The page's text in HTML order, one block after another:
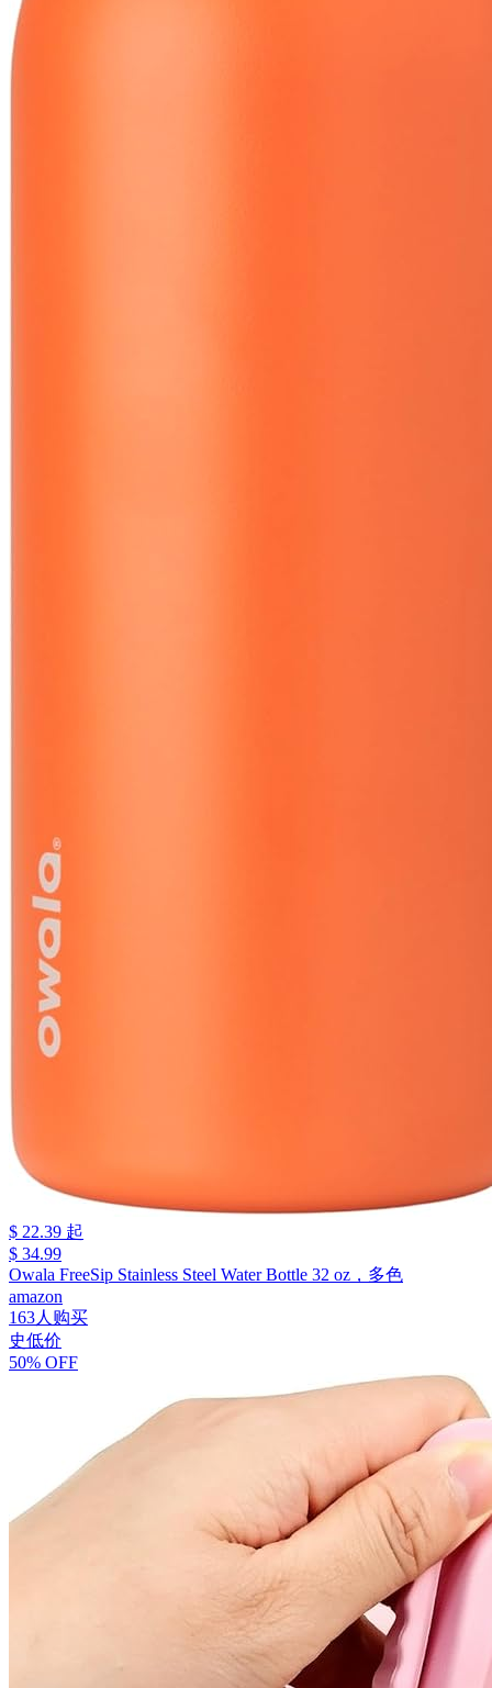
$ 22.39 起
$ 34.99
Owala FreeSip Stainless Steel Water Bottle 32 oz，多色
amazon
163人购买
史低价
50% OFF